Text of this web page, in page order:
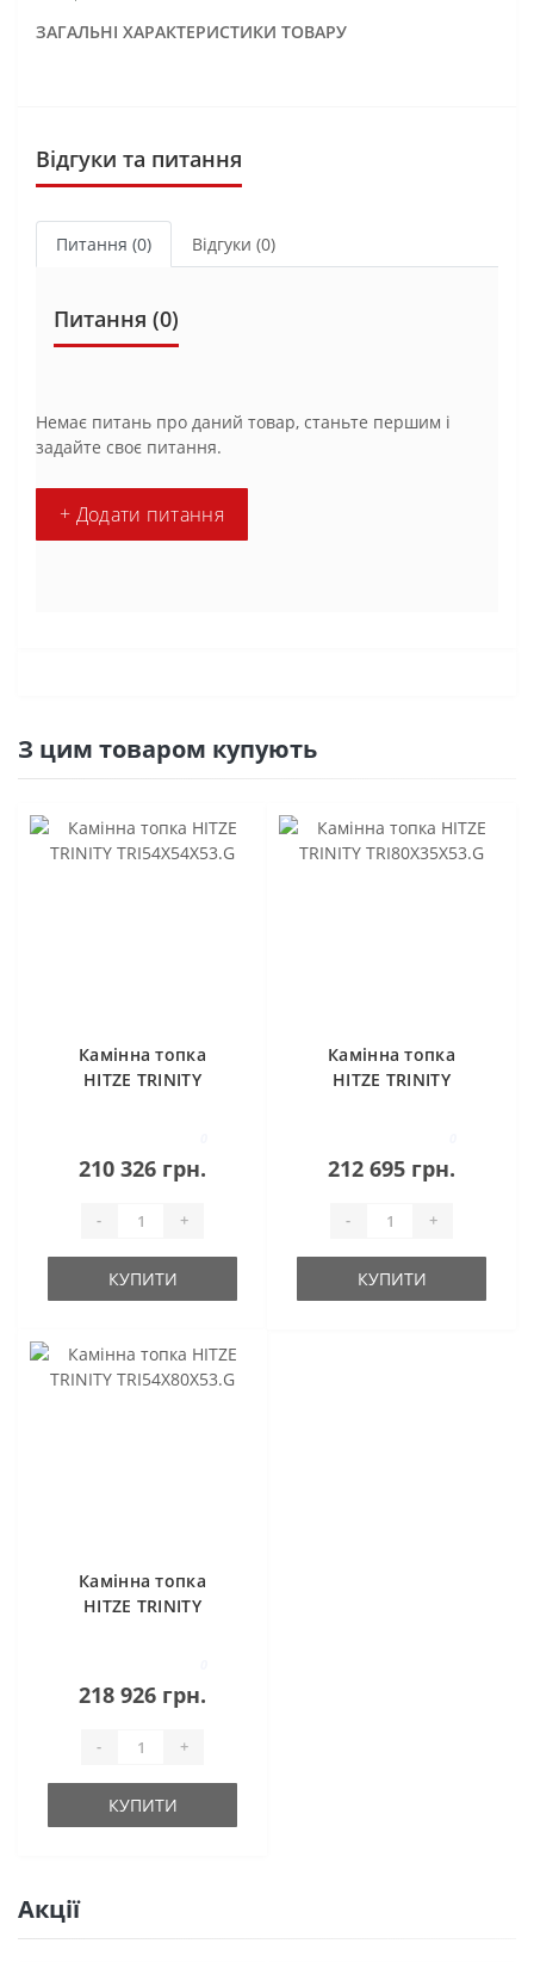
ЗАГАЛЬНІ ХАРАКТЕРИСТИКИ ТОВАРУ
Відгуки та питання
Питання (0) Відгуки (0)
Питання (0)
Немає питань про даний товар, станьте першим і
задайте своє питання.
+ Додати питання
З цим товаром купують
Камінна топка
HITZE TRINITY
210 326 грн.
- +
КУПИТИ
Камінна топка
HITZE TRINITY
212 695 грн.
- +
КУПИТИ
Камінна топка
HITZE TRINITY
218 926 грн.
- +
КУПИТИ
Акції